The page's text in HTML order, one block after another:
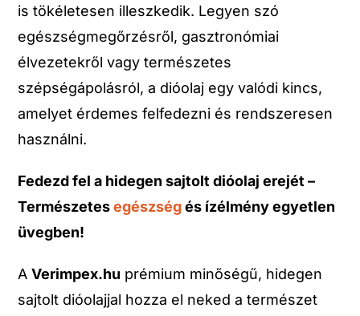
is tökéletesen illeszkedik. Legyen szó
egészségmegőrzésről, gasztronómiai
élvezetekről vagy természetes
szépségápolásról, a dióolaj egy valódi kincs,
amelyet érdemes felfedezni és rendszeresen
használni.
Fedezd fel a hidegen sajtolt dióolaj erejét –
Természetesegészségés ízélmény egyetlen
üvegben!
AVerimpex.hu prémium minőségű, hidegen
sajtolt dióolajjal hozza el neked a természet